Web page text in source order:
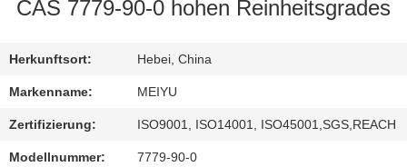
KONTAKT
MIT
UNS
CAS 7779-90-0 hohen Reinheitsgrades
Herkunftsort: Hebei, China
Markenname: MEIYU
Zertifizierung: ISO9001, ISO14001, ISO45001,SGS,REACH
Modellnummer: 7779-90-0